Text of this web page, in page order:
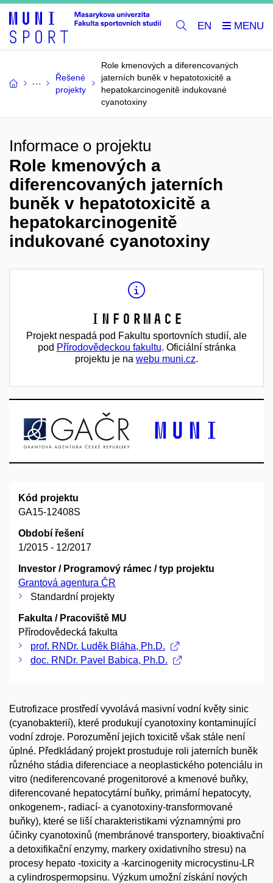
EN
Řešené
projekty
Role kmenových a diferencovaných
jaterních buněk v hepatotoxicitě a
hepatokarcinogenitě indukované
cyanotoxiny
Informace o projektu
Role kmenových a
diferencovaných jaterních
buněk v hepatotoxicitě a
hepatokarcinogenitě
indukované cyanotoxiny
Informace
Projekt nespadá pod Fakultu sportovních studií, ale
pod Přírodovědeckou fakultu. Oficiální stránka
projektu je na webu muni.cz.
Kód projektu
GA15-12408S
Období řešení
1/2015 - 12/2017
Investor / Programový rámec / typ projektu
Grantová agentura ČR
Standardní projekty
Fakulta / Pracoviště MU
Přírodovědecká fakulta
prof. RNDr. Luděk Bláha, Ph.D.
doc. RNDr. Pavel Babica, Ph.D.
Eutrofizace prostředí vyvolává masivní vodní květy sinic
(cyanobakterií), které produkují cyanotoxiny kontaminující
vodní zdroje. Porozumění jejich toxicitě však stále není
úplné. Předkládaný projekt prostuduje roli jaterních buněk
různého stádia diferenciace a neoplastického potenciálu in
vitro (nediferencované progenitorové a kmenové buňky,
diferencované hepatocytární buňky, primární hepatocyty,
onkogenem-, radiací- a cyanotoxiny-transformované
buňky), které se liší charakteristikami významnými pro
účinky cyanotoxinů (membránové transportery, bioaktivační
a detoxifikační enzymy, markery oxidativního stresu) na
procesy hepato -toxicity a -karcinogenity microcystinu-LR
a cylindrospermopsinu. Výzkum umožní získání nových